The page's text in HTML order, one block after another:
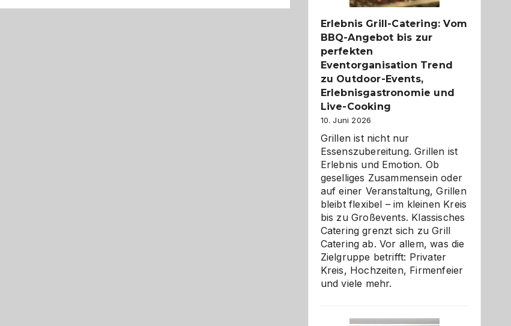
Erlebnis Grill-Catering: Vom
BBQ-Angebot bis zur
perfekten
Eventorganisation Trend
zu Outdoor-Events,
Erlebnisgastronomie und
Live-Cooking
10. Juni 2026
Grillen ist nicht nur
Essenszubereitung. Grillen ist
Erlebnis und Emotion. Ob
geselliges Zusammensein oder
auf einer Veranstaltung, Grillen
bleibt flexibel – im kleinen Kreis
bis zu Großevents. Klassisches
Catering grenzt sich zu Grill
Catering ab. Vor allem, was die
Zielgruppe betrifft: Privater
Kreis, Hochzeiten, Firmenfeier
und viele mehr.